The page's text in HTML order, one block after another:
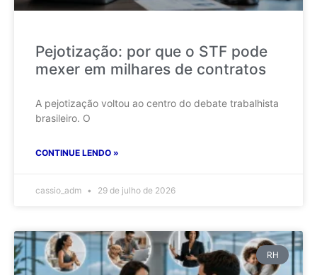
Pejotização: por que o STF pode
mexer em milhares de contratos
A pejotização voltou ao centro do debate trabalhista
brasileiro. O
CONTINUE LENDO »
cassio_adm 29 de julho de 2026
RH